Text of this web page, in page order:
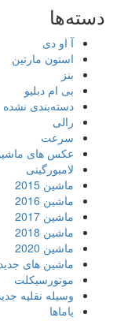
دسته‌ها
آ او دی
استون مارتین
بنز
بی ام دبلیو
دسته‌بندی نشده
رالی
سرعت
عکس های ماشین
لامبورگینی
ماشین 2015
ماشین 2016
ماشین 2017
ماشین 2018
ماشین 2020
ماشین های جدید
موتورسیکلت
وسیله نقلیه جدید
یاماها